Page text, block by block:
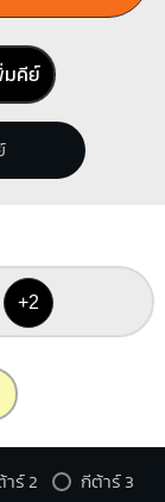
มคีย์
+2
ร์ 2 กีต้าร์ 3